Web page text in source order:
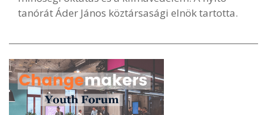
tanórát Áder János köztársasági elnök tartotta.